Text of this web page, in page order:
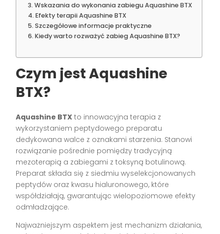
Wskazania do wykonania zabiegu Aquashine BTX
Efekty terapii Aquashine BTX
Szczegółowe informacje praktyczne
Kiedy warto rozważyć zabieg Aquashine BTX?
Czym jest Aquashine
BTX?
Aquashine BTX to innowacyjna terapia z
wykorzystaniem peptydowego preparatu
dedykowana walce z oznakami starzenia. Stanowi
rozwiązanie pośrednie pomiędzy tradycyjną
mezoterapią a zabiegami z toksyną botulinową.
Preparat składa się z siedmiu wyselekcjonowanych
peptydów oraz kwasu hialuronowego, które
współdziałają, gwarantując wielopoziomowe efekty
odmładzające.
Najważniejszym aspektem jest mechanizm działania,